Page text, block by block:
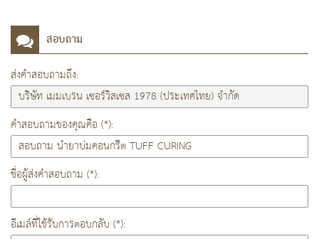
สอบถาม
ส่งคำสอบถามถึง:
คำสอบถามของคุณคือ (*):
ชื่อผู้ส่งคำสอบถาม (*):
อีเมล์ที่ใช้รับการตอบกลับ (*):